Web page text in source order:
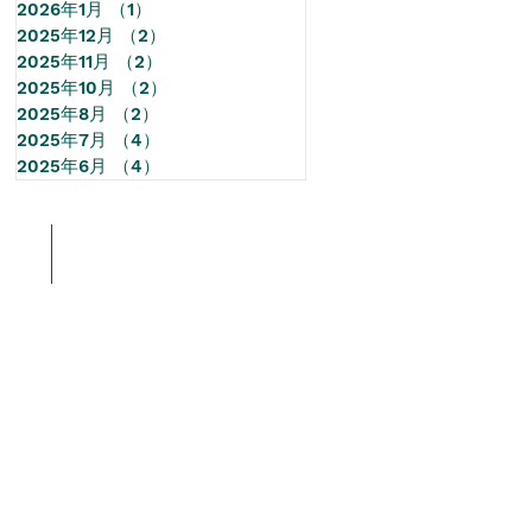
2026年1月
（1）
2025年12月
（2）
2025年11月
（2）
2025年10月
（2）
2025年8月
（2）
2025年7月
（4）
2025年6月
（4）